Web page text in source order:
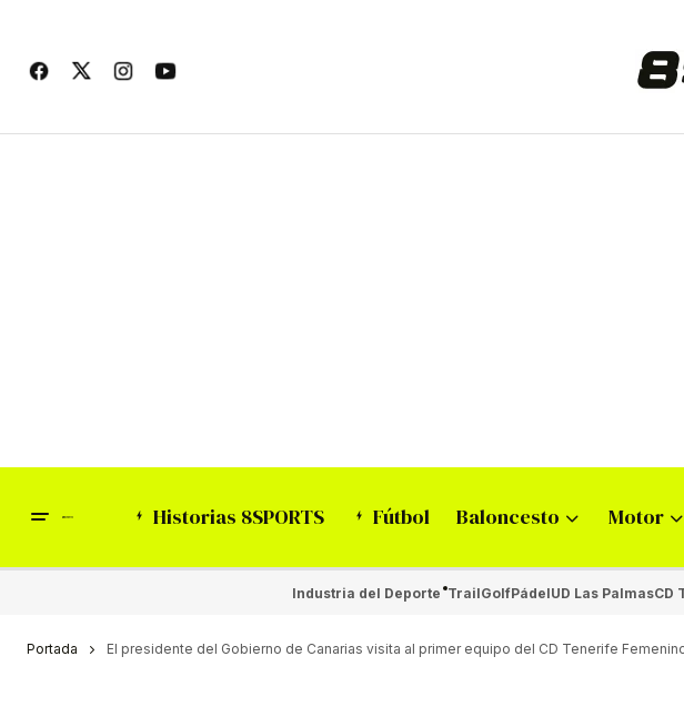
Historias 8SPORTS Fútbol Baloncesto Motor
Industria del Deporte TrailGolfPádelUD Las PalmasCD
Portada El presidente del Gobierno de Canarias visita al primer equipo del CD Tenerife